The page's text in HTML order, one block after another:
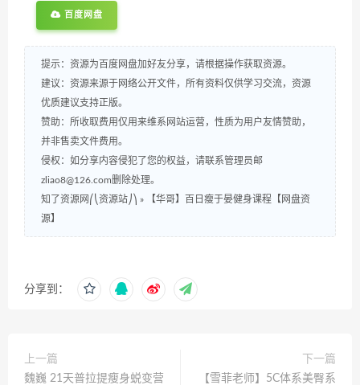
百度网盘
提示：资源为百度网盘加好友分享，请根据操作获取资源。
建议：资源来源于网络公开文件，所有资料仅供学习交流，资源
优质建议支持正版。
赞助：所收取费用仅用来维系网站运营，性质为用户友情赞助，
并非售卖文件费用。
侵权：如分享内容侵犯了您的权益，请联系管理员邮
zliao8@126.com删除处理。
知了资源网⎛⎝资源站⎠⎞ »
【华哥】百日瘦于晏健身课程【网盘资
源】
分享到：
上一篇
魏巍 21天普拉提瘦身蜕变营
下一篇
【雪菲老师】5C体系美臀系